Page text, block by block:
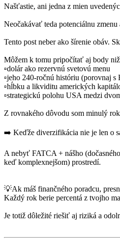
Našťastie, ani jedna z mien
Neočakávať teda potenciálnu
Tento post neber ako šírenie obáv.
Môžem k tomu pripočítať aj body
▫️dolár ako rezervnú svetovú menu
▫️jeho 240-ročnú históriu (porovnaj s
▫️hĺbku a likviditu amerických
▫️strategickú polohu USA medzi
Z rovnakého dôvodu som minulý
➡️ Keďže diverzifikácia nie je len o
A nebyť FATCA + nášho
keď komplexnejšom) prostredí.
💡Ak máš finančného poradcu,
Každý rok berie percentá z tvojho
Je totiž dôležité riešiť aj riziká a